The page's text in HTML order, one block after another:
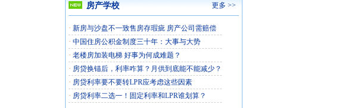
房产学校 更多 >>
· 新房与沙盘不一致售房存瑕疵 房产公司需赔偿
· 中国住房公积金制度三十年：大事与大势
· 老楼房加装电梯 好事为何成难题？
· 房贷换锚后，利率咋算？月供到底能不能减少？
· 房贷利率要不要转LPR应考虑这些因素
· 房贷利率二选一！固定利率和LPR谁划算？